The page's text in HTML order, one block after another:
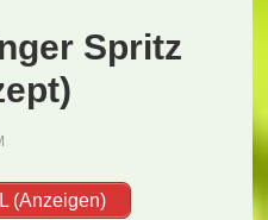
Spritz
(Anzeigen)